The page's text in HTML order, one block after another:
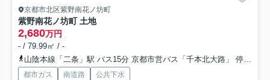
京都市北区紫野南花ノ坊町
紫野南花ノ坊町 土地
2,680万円
- / 79.99㎡ / -
山陰本線「二条」駅 バス15分 京都市営バス「千本北大路」 停歩4分
都市ガス 南道路 公共下水